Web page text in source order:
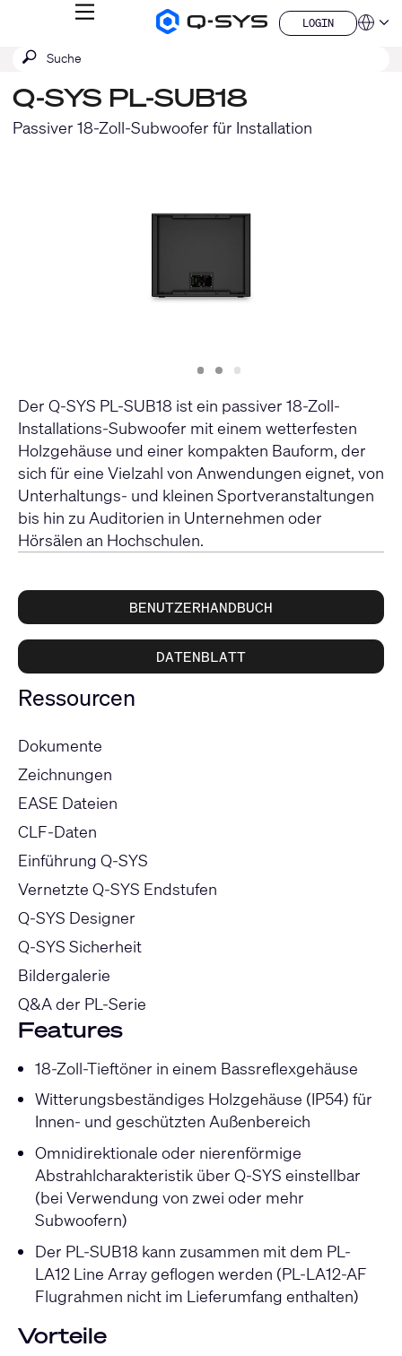
Q-
Homepage
MENÜ
LOGIN
LOGIN
QSYS.com (English)
Deutsch
Español
Français
Suche
SUCHE
Q-SYS PL-SUB18
Passiver 18-Zoll-Subwoofer für Installation
Slide
1 Slide
2 Slide
3
Der Q-SYS PL-SUB18 ist ein passiver 18-Zoll-
Installations-Subwoofer mit einem wetterfesten
Holzgehäuse und einer kompakten Bauform, der
sich für eine Vielzahl von Anwendungen eignet, von
Unterhaltungs- und kleinen Sportveranstaltungen
bis hin zu Auditorien in Unternehmen oder
Hörsälen an Hochschulen.
BENUTZERHANDBUCH
DATENBLATT
Ressourcen
Dokumente
Zeichnungen
EASE Dateien
CLF-Daten
Einführung Q-SYS
Vernetzte Q-SYS Endstufen
Q-SYS Designer
Q-SYS Sicherheit
Bildergalerie
Q&A der PL-Serie
Features
18-Zoll-Tieftöner in einem Bassreflexgehäuse
Witterungsbeständiges Holzgehäuse (IP54) für
Innen- und geschützten Außenbereich
Omnidirektionale oder nierenförmige
Abstrahlcharakteristik über Q-SYS einstellbar
(bei Verwendung von zwei oder mehr
Subwoofern)
Der PL-SUB18 kann zusammen mit dem PL-
LA12 Line Array geflogen werden (PL-LA12-AF
Flugrahmen nicht im Lieferumfang enthalten)
Vorteile